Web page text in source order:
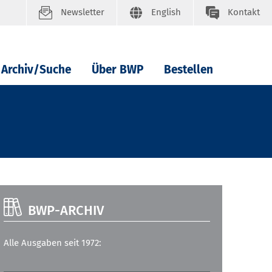
Newsletter English Kontakt
Archiv/Suche Über BWP Bestellen
BWP-ARCHIV
Alle Ausgaben seit 1972: